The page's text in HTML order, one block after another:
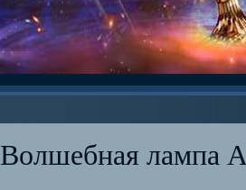
Волшебная лампа